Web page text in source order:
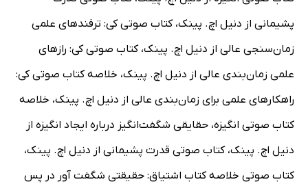
پشیمانی از دنیل اچ. پینک، کتاب صوتی کی: ترفندهای علمی
زمان‌سنجی عالی از دنیل اچ. پینک، کتاب صوتی کی: رازهای
علمی زمان‌بندی عالی‌ از دنیل اچ. پینک، خلاصه کتاب صوتی کی:
راهکارهای علمی برای زمان‌بندی عالی از دنیل اچ. پینک، خلاصه
کتاب صوتی انگیزه، حقایقی شگفت‌انگیز درباره ایجاد انگیزه از
دنیل اچ. پینک، کتاب صوتی قدرت پشیمانی از دنیل اچ. پینک،
کتاب صوتی خلاصه کتاب اشتیاق: حقیقتی شگفت آور در پس